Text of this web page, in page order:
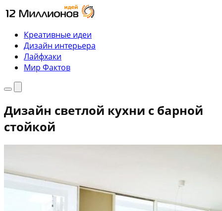
Перейти
к
содержимому
Креативные идеи
Дизайн интерьера
Лайфхаки
Мир Фактов
МенюПоиск
Дизайн светлой кухни с барной
стойкой